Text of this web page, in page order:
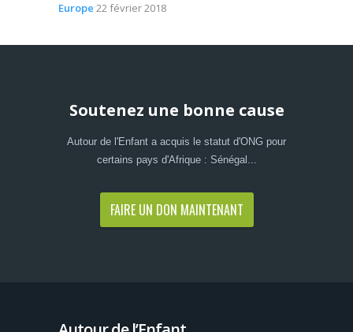
Europe 22 février 2018
Soutenez une bonne cause
Autour de l'Enfant a acquis le statut d'ONG pour
certains pays d'Afrique : Sénégal...
FAIRE UN DON MAINTENANT